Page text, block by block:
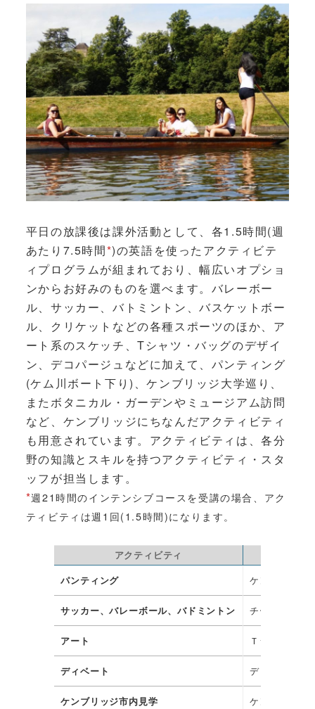
平日の放課後は課外活動として、各1.5時間(週
あたり7.5時間*)の英語を使ったアクティビテ
ィプログラムが組まれており、幅広いオプショ
ンからお好みのものを選べます。バレーボー
ル、サッカー、バトミントン、バスケットボー
ル、クリケットなどの各種スポーツのほか、ア
ート系のスケッチ、Tシャツ・バッグのデザイ
ン、デコパージュなどに加えて、パンティング
(ケム川ボート下り)、ケンブリッジ大学巡り、
またボタニカル・ガーデンやミュージアム訪問
など、ケンブリッジにちなんだアクティビティ
も用意されています。アクティビティは、各分
野の知識とスキルを持つアクティビティ・スタ
ッフが担当します。
*週21時間のインテンシブコースを受講の場合、アク
ティビティは週1回(1.5時間)になります。
アクティビティ
パンティング
ケンブリッジ
サッカー、バレーボール、バドミントン チームスポー
アート Ｔシャツデザ
ディベート ディベートの
ケンブリッジ市内見学 ケンブリッジ